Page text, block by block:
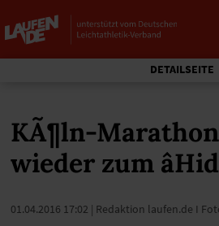
DETAILSEITE
KÃ¶ln-
wieder zum
01.04.2016 17:02 | Redaktion laufen.de I